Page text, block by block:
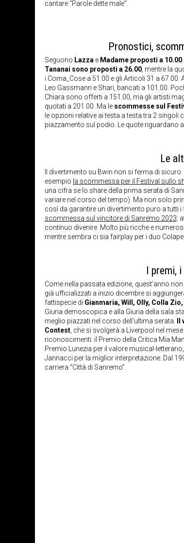
cantare “Parole dette male”.
Pronostici,
Seguono Lazza e Madame proposti a 10.00
Tananai sono proposti a 26.00 , mentre la
i Coma_Cose a 51.00 e gli Articoli 31 a
Leo Gassmann e Shari, bancati a 101.00.
Chiara sono offerti a 151.00, ma gli artisti
quotati a 201.00. Ma le scommesse sul
le opzioni relative ai testa a testa tra 2 singoli
piazzamento sul podio. Le quote riguardano
Le
Il divertimento su Bwin non si ferma di
esempio la scommessa per il Festival sullo
una cifra se lo share della prima serata di
variare nel corso del tempo). Ma non solo
così da garantire un divertimento puro a tutti i
scommessa sul vincitore di Sanremo 2023:
continuo divenire. Molto più ricche e
mentre sembra ci sia fairplay per i duo
I premi,
Come nella passata edizione, quest’anno
già ufficializzati a inizio dicembre si
fattispecie di Gianmaria, Will, Olly, Colla
Giuria demoscopica e alla Giuria della sala
meglio piazzati nel corso dell’ultima serata. Il
Contest , che si svolgerà a Liverpool nel
riconoscimenti: il Premio della Critica Mia
Premio Lunezia per il valore musical-
Jannacci per la miglior interpretazione. Dal
carriera “Città di Sanremo”.